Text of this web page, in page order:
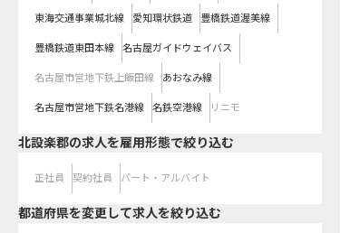
東海交通事業城北線 愛知環状鉄道 豊橋鉄道渥美線
豊橋鉄道東田本線 名古屋ガイドウェイバス
名古屋市営地下鉄上飯田線 あおなみ線
名古屋市営地下鉄名港線 名鉄空港線 リニモ
北設楽郡の求人を雇用形態で絞り込む
正社員 契約社員 パート・アルバイト
都道府県を変更して求人を絞り込む